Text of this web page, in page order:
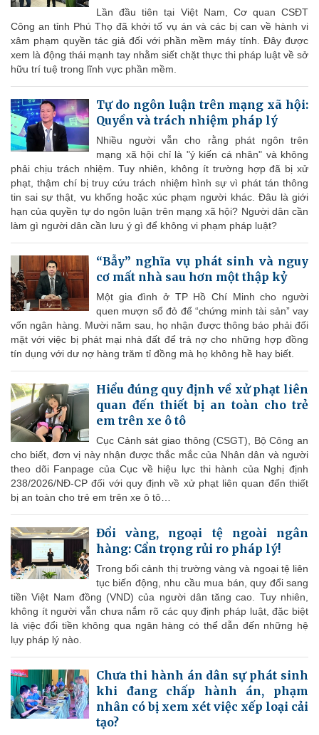
Lần đầu tiên tại Việt Nam, Cơ quan CSĐT
Công an tỉnh Phú Thọ đã khởi tố vụ án và các bị can về hành vi
xâm phạm quyền tác giả đối với phần mềm máy tính. Đây được
xem là động thái mạnh tay nhằm siết chặt thực thi pháp luật về sở
hữu trí tuệ trong lĩnh vực phần mềm.
Tự do ngôn luận trên mạng xã hội:
Quyền và trách nhiệm pháp lý
Nhiều người vẫn cho rằng phát ngôn trên
mạng xã hội chỉ là "ý kiến cá nhân" và không
phải chịu trách nhiệm. Tuy nhiên, không ít trường hợp đã bị xử
phạt, thậm chí bị truy cứu trách nhiệm hình sự vì phát tán thông
tin sai sự thật, vu khống hoặc xúc phạm người khác. Đâu là giới
hạn của quyền tự do ngôn luận trên mạng xã hội? Người dân cần
làm gì người dân cần lưu ý gì để không vi phạm pháp luật?
“Bẫy” nghĩa vụ phát sinh và nguy
cơ mất nhà sau hơn một thập kỷ
Một gia đình ở TP Hồ Chí Minh cho người
quen mượn sổ đỏ để “chứng minh tài sản” vay
vốn ngân hàng. Mười năm sau, họ nhận được thông báo phải đối
mặt với việc bị phát mại nhà đất để trả nợ cho những hợp đồng
tín dụng với dư nợ hàng trăm tỉ đồng mà họ không hề hay biết.
Hiểu đúng quy định về xử phạt liên
quan đến thiết bị an toàn cho trẻ
em trên xe ô tô
Cục Cảnh sát giao thông (CSGT), Bộ Công an
cho biết, đơn vị này nhận được thắc mắc của Nhân dân và người
theo dõi Fanpage của Cục về hiệu lực thi hành của Nghị định
238/2026/NĐ-CP đối với quy định về xử phạt liên quan đến thiết
bị an toàn cho trẻ em trên xe ô tô…
Đổi vàng, ngoại tệ ngoài ngân
hàng: Cẩn trọng rủi ro pháp lý!
Trong bối cảnh thị trường vàng và ngoại tệ liên
tục biến động, nhu cầu mua bán, quy đổi sang
tiền Việt Nam đồng (VND) của người dân tăng cao. Tuy nhiên,
không ít người vẫn chưa nắm rõ các quy định pháp luật, đặc biệt
là việc đổi tiền không qua ngân hàng có thể dẫn đến những hệ
lụy pháp lý nào.
Chưa thi hành án dân sự phát sinh
khi đang chấp hành án, phạm
nhân có bị xem xét việc xếp loại cải
tạo?